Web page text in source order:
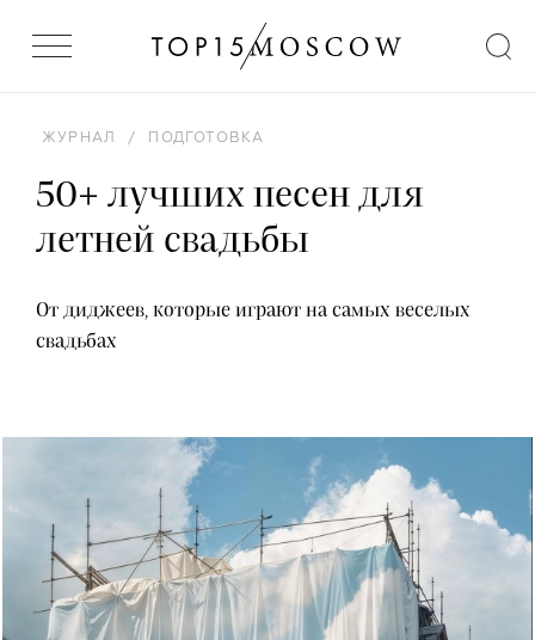
ЖУРНАЛ / ПОДГОТОВКА
50+ лучших песен для
летней свадьбы
От диджеев, которые играют на самых веселых
свадьбах